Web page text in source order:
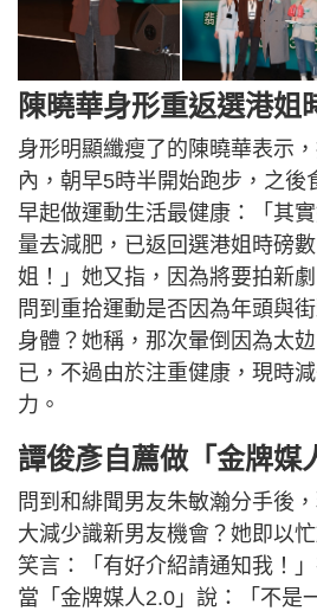
陳曉華身形重返選港姐
身形明顯纖瘦了的陳曉華表示
內，朝早5時半開始跑步，之後
早起做運動生活最健康：「其
量去減肥，已返回選港姐時磅
姐！」她又指，因為將要拍新
問到重拾運動是否因為年頭與
身體？她稱，那次暈倒因為太
已，不過由於注重健康，現時
力。
譚俊彥自薦做「金牌媒
問到和緋聞男友朱敏瀚分手後
大減少識新男友機會？她即以
笑言：「有好介紹請通知我！
當「金牌媒人2.0」說：「不是